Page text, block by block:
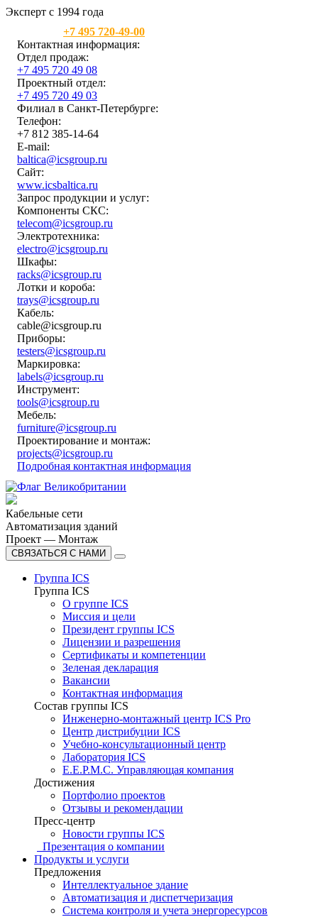
Эксперт с 1994 года
+7 495 720-49-00
Контактная информация:
Отдел продаж:
+7 495 720 49 08
Проектный отдел:
+7 495 720 49 03
Филиал в Санкт-Петербурге:
Телефон:
+7 812 385-14-64
E-mail:
baltica@icsgroup.ru
Сайт:
www.icsbaltica.ru
Запрос продукции и услуг:
Компоненты СКС:
telecom@icsgroup.ru
Электротехника:
electro@icsgroup.ru
Шкафы:
racks@icsgroup.ru
Лотки и короба:
trays@icsgroup.ru
Кабель:
cable@icsgroup.ru
Приборы:
testers@icsgroup.ru
Маркировка:
labels@icsgroup.ru
Инструмент:
tools@icsgroup.ru
Мебель:
furniture@icsgroup.ru
Проектирование и монтаж:
projects@icsgroup.ru
Подробная контактная информация
Кабельные сети
Автоматизация зданий
Проект — Монтаж
СВЯЗАТЬСЯ С НАМИ
Группа ICS
Группа ICS
О группе ICS
Миссия и цели
Президент группы ICS
Лицензии и разрешения
Сертификаты и компетенции
Зеленая декларация
Вакансии
Контактная информация
Состав группы ICS
Инженерно-монтажный центр ICS Pro
Центр дистрибуции ICS
Учебно-консультационный центр
Лаборатория ICS
E.E.P.M.C. Управляющая компания
Достижения
Портфолио проектов
Отзывы и рекомендации
Пресс-центр
Новости группы ICS
Презентация о компании
Продукты и услуги
Предложения
Интеллектуальное здание
Автоматизация и диспетчеризация
Система контроля и учета энергоресурсов